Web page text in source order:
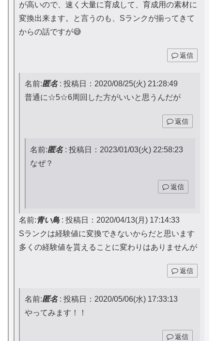
が高いので、速く大量に育成して、育成用の素材に
変換出来ます。と言うのも、Sランクが揃ってきて
からの話ですが😅
返信
名前:匿名: 投稿日：2020/08/25(火) 21:28:49
普通に☆5☆6周回した方がいいと思うんだが
返信
名前:匿名: 投稿日：2023/01/03(火) 22:58:23
なぜ？
返信
名前:青い鳥 : 投稿日：2020/04/13(月) 17:14:33
Sランクは経験値に変換できないからだと思います
多くの経験値を貰えることに変わりはありませんが
返信
名前:匿名: 投稿日：2020/05/06(水) 17:33:13
やってみます！！
返信